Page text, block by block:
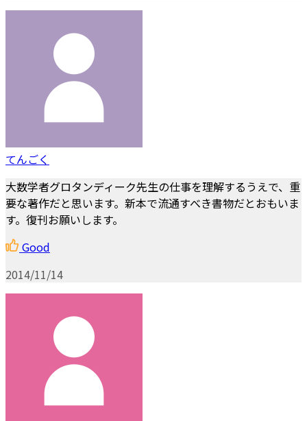
てんごく
大数学者グロタンディーク先生の仕事を理解するうえで、重
要な著作だと思います。新本で流通すべき書物だとおもいま
す。復刊お願いします。
Good
2014/11/14